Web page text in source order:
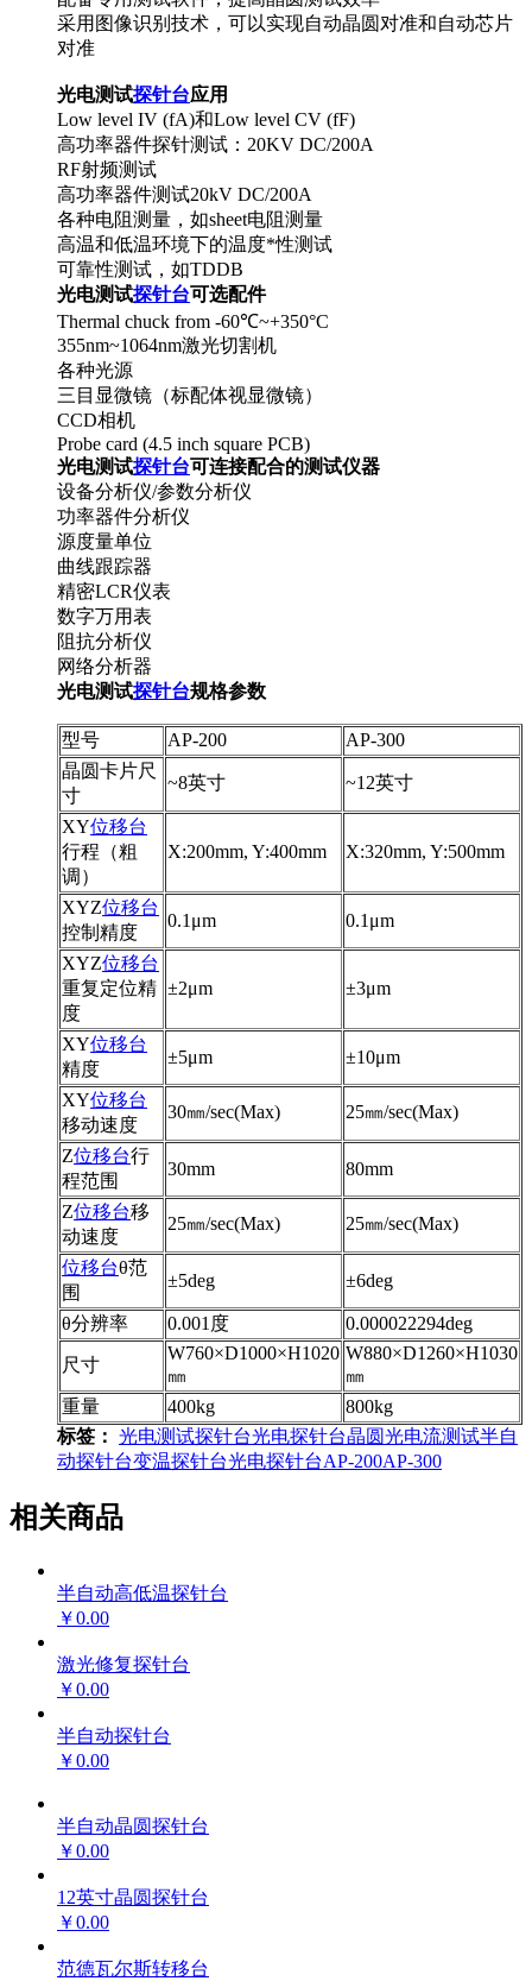
采用图像识别技术，可以实现自动晶圆对准和自动芯片
对准
光电测试探针台应用
Low level IV (fA)和Low level CV (fF)
高功率器件探针测试：20KV DC/200A
RF射频测试
高功率器件测试20kV DC/200A
各种电阻测量，如sheet电阻测量
高温和低温环境下的温度*性测试
可靠性测试，如TDDB
光电测试探针台可选配件
Thermal chuck from -60℃~+350°C
355nm~1064nm激光切割机
各种光源
三目显微镜（标配体视显微镜）
CCD相机
Probe card (4.5 inch square PCB)
光电测试探针台可连接配合的测试仪器
设备分析仪/参数分析仪
功率器件分析仪
源度量单位
曲线跟踪器
精密LCR仪表
数字万用表
阻抗分析仪
网络分析器
光电测试探针台规格参数
型号 AP-200
AP-300
晶圆卡片尺
寸
~8英寸 ~12英寸
XY位移台
行程（粗
调）
X:200mm, Y:400mm X:320mm, Y:500mm
XYZ位移台
控制精度
0.1μm 0.1μm
XYZ位移台
重复定位精
度
±2μm ±3μm
XY位移台
精度
±5μm ±10μm
XY位移台
移动速度
30㎜/sec(Max) 25㎜/sec(Max)
Z位移台行
程范围
30mm 80mm
Z位移台移
动速度
25㎜/sec(Max) 25㎜/sec(Max)
位移台θ范
围
±5deg ±6deg
θ分辨率 0.001度 0.000022294deg
尺寸
W760×D1000×H1020
㎜
W880×D1260×H1030
㎜
重量
400kg
800kg
标签： 光电测试探针台光电探针台晶圆光电流测试半自
动探针台变温探针台光电探针台AP-200AP-300
相关商品
半自动高低温探针台
￥0.00
激光修复探针台
￥0.00
半自动探针台
￥0.00
半自动晶圆探针台
￥0.00
12英寸晶圆探针台
￥0.00
范德瓦尔斯转移台